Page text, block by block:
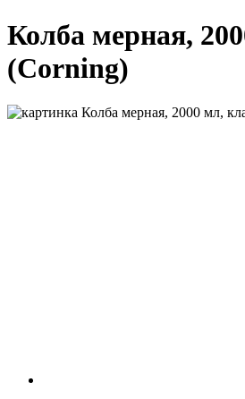
Колба мерная,
(Corning)